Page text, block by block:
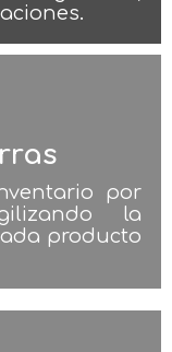
por
la
producto